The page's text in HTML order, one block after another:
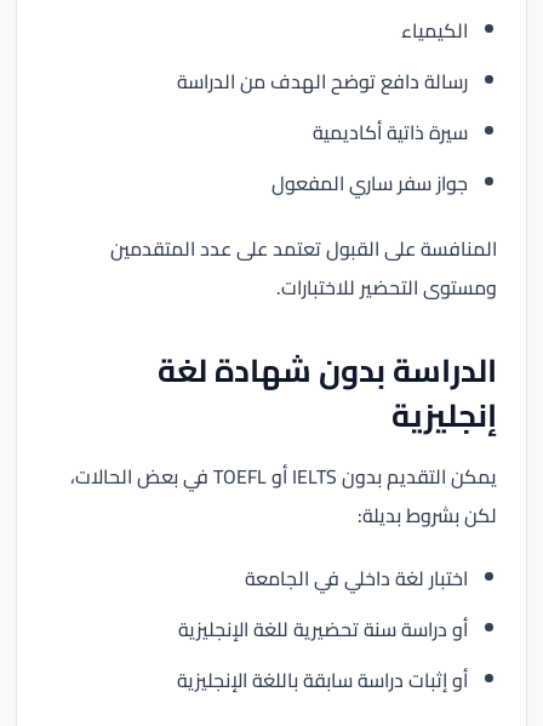
الكيمياء
رسالة دافع توضح الهدف من الدراسة
سيرة ذاتية أكاديمية
جواز سفر ساري المفعول
المنافسة على القبول تعتمد على عدد المتقدمين
ومستوى التحضير للاختبارات.
الدراسة بدون شهادة لغة
إنجليزية
يمكن التقديم بدون IELTS أو TOEFL في بعض الحالات،
لكن بشروط بديلة:
اختبار لغة داخلي في الجامعة
أو دراسة سنة تحضيرية للغة الإنجليزية
أو إثبات دراسة سابقة باللغة الإنجليزية